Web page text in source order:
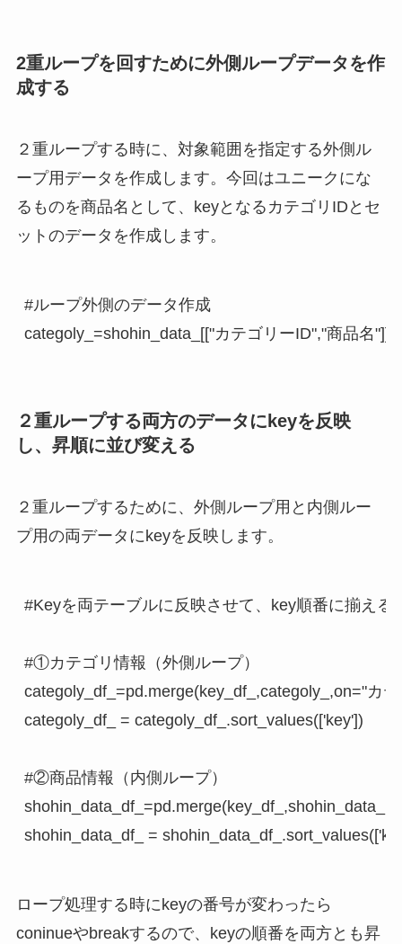
2重ループを回すために外側ループデータを作
成する
２重ループする時に、対象範囲を指定する外側ル
ープ用データを作成します。今回はユニークにな
るものを商品名として、keyとなるカテゴリIDとセ
ットのデータを作成します。
#ループ外側のデータ作成
categoly_=shohin_data_[["カテゴリーID","商品名
２重ループする両方のデータにkeyを反映
し、昇順に並び変える
２重ループするために、外側ループ用と内側ルー
プ用の両データにkeyを反映します。
#Keyを両テーブルに反映させて、key順番に揃える
#①カテゴリ情報（外側ループ）
categoly_df_=pd.merge(key_df_,categoly_,on="カ
categoly_df_ = categoly_df_.sort_values(['key'])
#②商品情報（内側ループ）
ロープ処理する時にkeyの番号が変わったら
coninueやbreakするので、keyの順番を両方とも昇